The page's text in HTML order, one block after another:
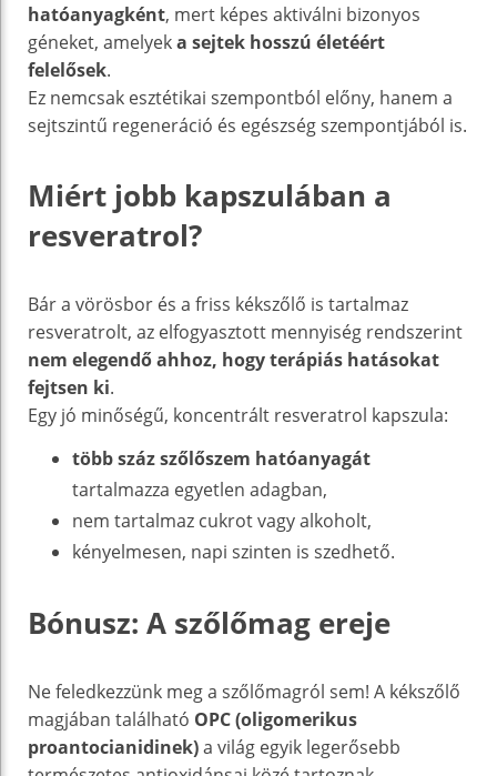
hatóanyagként, mert képes aktiválni bizonyos
géneket, amelyeka sejtek hosszú életéért
felelősek.
Ez nemcsak esztétikai szempontból előny, hanem a
sejtszintű regeneráció és egészség szempontjából is.
Miért jobb kapszulában a
resveratrol?
Bár a vörösbor és a friss kékszőlő is tartalmaz
resveratrolt, az elfogyasztott mennyiség rendszerint
nem elegendő ahhoz, hogy terápiás hatásokat
fejtsen ki.
Egy jó minőségű, koncentrált resveratrol kapszula:
több száz szőlőszem hatóanyagát
tartalmazza egyetlen adagban,
nem tartalmaz cukrot vagy alkoholt,
kényelmesen, napi szinten is szedhető.
Bónusz: A szőlőmag ereje
Ne feledkezzünk meg a szőlőmagról sem! A kékszőlő
magjában található OPC (oligomerikus
proantocianidinek)a világ egyik legerősebb